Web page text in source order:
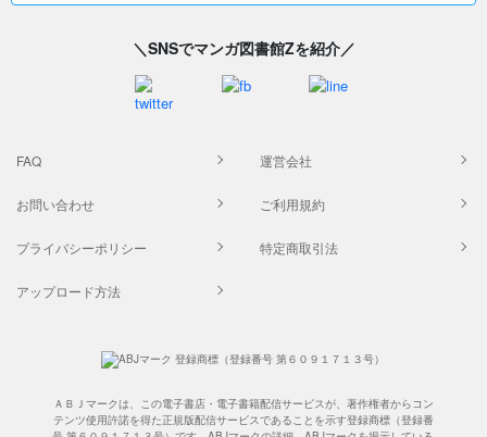
＼SNSでマンガ図書館Zを紹介／
FAQ 運営会社
お問い合わせ ご利用規約
プライバシーポリシー 特定商取引法
アップロード方法
ＡＢＪマークは、この電子書店・電子書籍配信サービスが、著作権者からコン
テンツ使用許諾を得た正規版配信サービスであることを示す登録商標（登録番